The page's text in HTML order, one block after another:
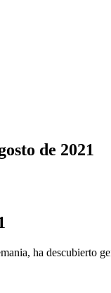
de 2021
ha descubierto